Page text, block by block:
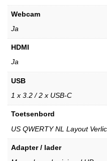
Webcam
Ja
HDMI
Ja
USB
1 x 3.2 / 2 x USB-C
Toetsenbord
US QWERTY NL Layout
Adapter / lader